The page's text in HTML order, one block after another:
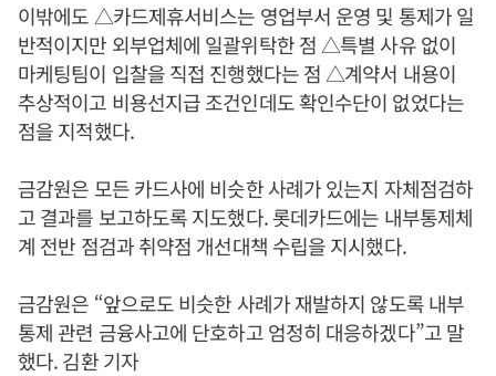
이밖에도 △카드제휴서비스는 영업부서 운영 및 통제가 일
반적이지만 외부업체에 일괄위탁한 점 △특별 사유 없이
마케팅팀이 입찰을 직접 진행했다는 점 △계약서 내용이
추상적이고 비용선지급 조건인데도 확인수단이 없었다는
점을 지적했다.
금감원은 모든 카드사에 비슷한 사례가 있는지 자체점검하
고 결과를 보고하도록 지도했다. 롯데카드에는 내부통제체
계 전반 점검과 취약점 개선대책 수립을 지시했다.
금감원은 “앞으로도 비슷한 사례가 재발하지 않도록 내부
통제 관련 금융사고에 단호하고 엄정히 대응하겠다”고 말
했다. 김환 기자